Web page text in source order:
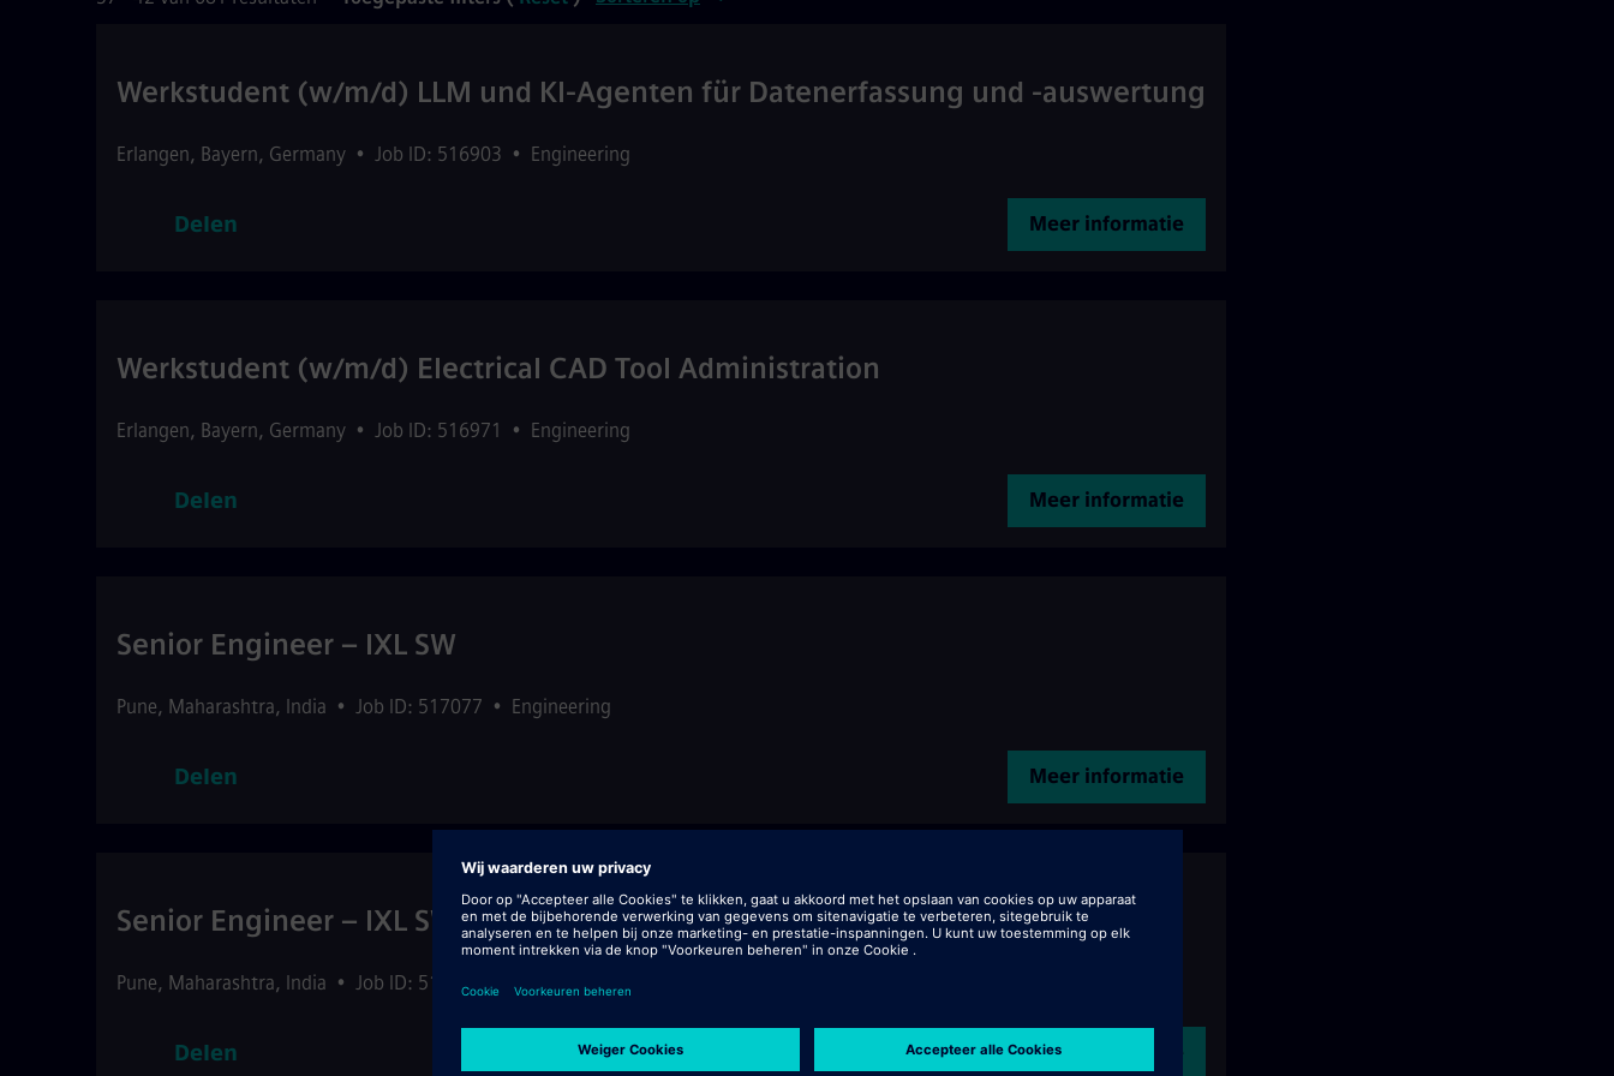
Werkstudent (w/m/d) LLM und KI-Agenten für Datenerfassung und -auswertung
Erlangen, Bayern, Germany • Job ID: 516903 • Engineering
Delen Meer informatie
Werkstudent (w/m/d) Electrical CAD Tool Administration
Erlangen, Bayern, Germany • Job ID: 516971 • Engineering
Delen Meer informatie
Senior Engineer – IXL SW
Pune, Maharashtra, India • Job ID: 517077 • Engineering
Delen Meer informatie
Senior Engineer – IXL SW
Pune, Maharashtra, India • Job ID: 517078 • Engineering
Delen Meer informatie